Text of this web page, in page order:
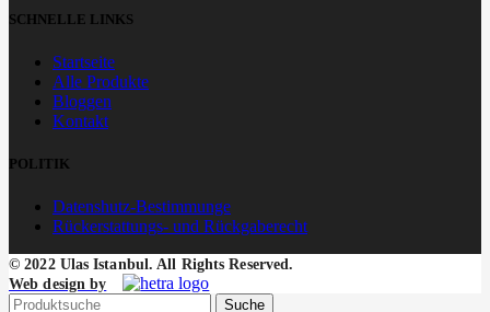
SCHNELLE LINKS
Startseite
Alle Produkte
Bloggen
Kontakt
POLITIK
Datenshutz-Bestimmunge
Rückerstattungs- und Rückgaberecht
© 2022 Ulas Istanbul. All Rights Reserved.
Web design by
Suche